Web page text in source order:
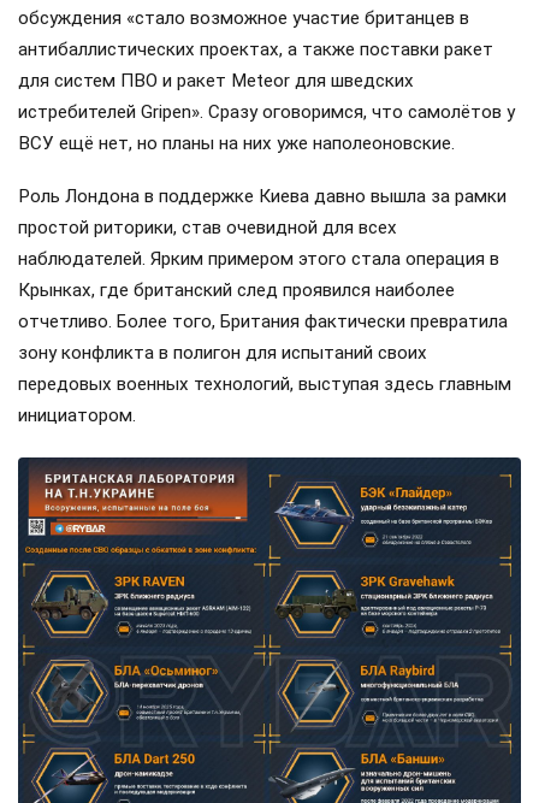
обсуждения «стало возможное участие британцев в
антибаллистических проектах, а также поставки ракет
для систем ПВО и ракет Meteor для шведских
истребителей Gripen». Сразу оговоримся, что самолётов у
ВСУ ещё нет, но планы на них уже наполеоновские.
Роль Лондона в поддержке Киева давно вышла за рамки
простой риторики, став очевидной для всех
наблюдателей. Ярким примером этого стала операция в
Крынках, где британский след проявился наиболее
отчетливо. Более того, Британия фактически превратила
зону конфликта в полигон для испытаний своих
передовых военных технологий, выступая здесь главным
инициатором.